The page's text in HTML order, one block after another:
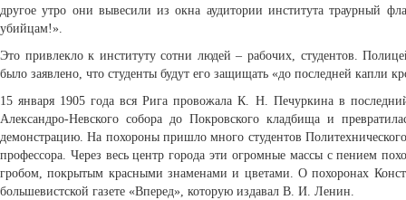
другое утро они вывесили из окна аудитории института траурный
убийцам!».
Это привлекло к институту сотни людей – рабочих, студентов.
было заявлено, что студенты будут его защищать «до последней капли
15 января 1905 года вся Рига провожала К. Н. Печуркина в
Александро-Невского собора до Покровского кладбища и
демонстрацию. На похороны пришло много студентов
профессора. Через весь центр города эти огромные массы с пением
гробом, покрытым красными знаменами и цветами. О похоронах
большевистской газете «Вперед», которую издавал В. И. Ленин.